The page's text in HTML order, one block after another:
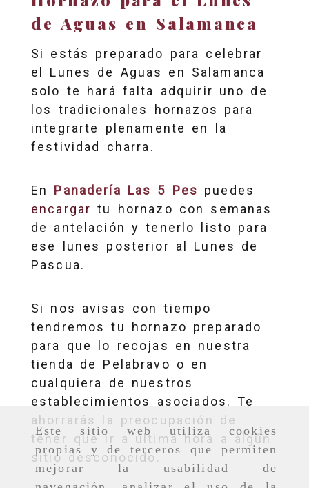
Este sitio web utiliza cookies
propias y de terceros que permiten
mejorar la usabilidad de
de Aguas en Salamanca
Si estás preparado para celebrar
el Lunes de Aguas en Salamanca
solo te hará falta adquirir uno de
los tradicionales hornazos para
integrarte plenamente en la
festividad charra.
En Panadería Las 5 Pes puedes
encargartu hornazo con semanas
de antelación y tenerlo listo para
ese lunes posterior al Lunes de
Pascua.
Si nos avisas con tiempo
tendremos tu hornazo preparado
para que lo recojas en nuestra
tienda de Pelabravo o en
cualquiera de nuestros
establecimientos asociados. Te
ahorrarás la preocupación de
tener que ir a última hora a algún
sitio desconocido.